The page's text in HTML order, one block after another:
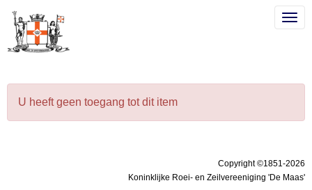
U heeft geen toegang tot dit item
Copyright ©1851-2026
Koninklijke Roei- en Zeilvereeniging 'De Maas'